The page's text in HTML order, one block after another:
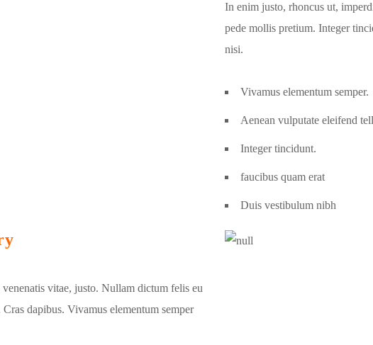
In enim justo, rhoncus ut,
pede mollis pretium. Integer
nisi.
Vivamus elementum semper.
Aenean vulputate eleifend
Integer tincidunt.
faucibus quam erat
Duis vestibulum nibh
vitae, justo. Nullam dictum felis eu
dapibus. Vivamus elementum semper